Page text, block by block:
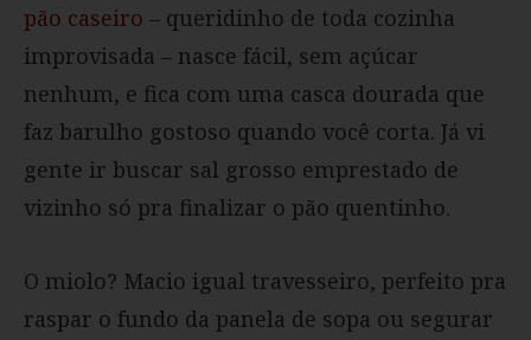
pão caseiro – queridinho de toda cozinha
improvisada – nasce fácil, sem açúcar
nenhum, e fica com uma casca dourada que
faz barulho gostoso quando você corta. Já vi
gente ir buscar sal grosso emprestado de
vizinho só pra finalizar o pão quentinho.
O miolo? Macio igual travesseiro, perfeito pra
raspar o fundo da panela de sopa ou segurar